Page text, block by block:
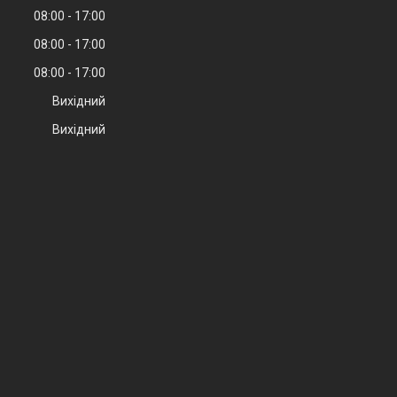
08:00
17:00
08:00
17:00
08:00
17:00
Вихідний
Вихідний